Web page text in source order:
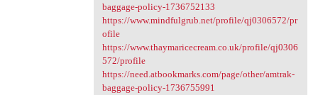
baggage-policy-1736752133
https://www.mindfulgrub.net/profile/qj0306572/pr
ofile
https://www.thaymaricecream.co.uk/profile/qj0306
572/profile
https://need.atbookmarks.com/page/other/amtrak-
baggage-policy-1736755991